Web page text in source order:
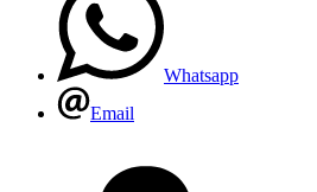
Whatsapp
Email